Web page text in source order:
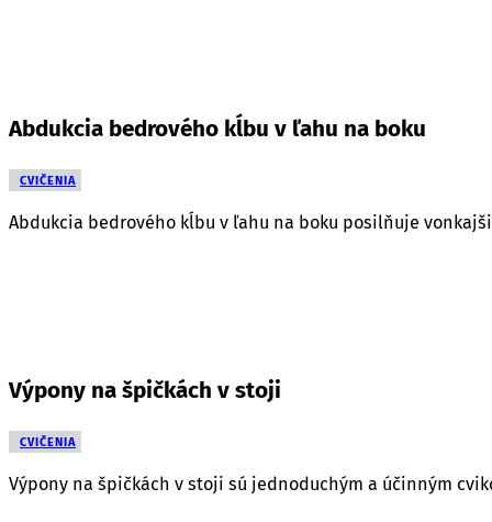
Abdukcia bedrového kĺbu v ľahu na boku
CVIČENIA
Abdukcia bedrového kĺbu v ľahu na boku posilňuje
Výpony na špičkách v stoji
CVIČENIA
Výpony na špičkách v stoji sú jednoduchým a účinným